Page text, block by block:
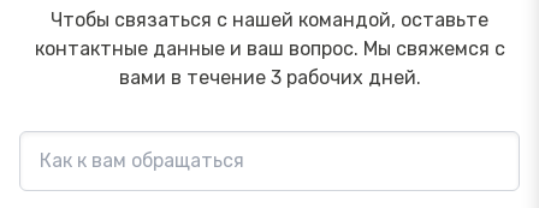
Чтобы связаться с нашей командой, оставьте
контактные данные и ваш вопрос. Мы свяжемся с
вами в течение 3 рабочих дней.